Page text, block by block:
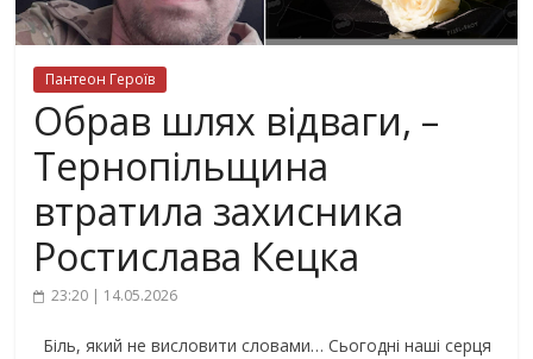
Пантеон Героїв
Обрав шлях відваги, –
Тернопільщина
втратила захисника
Ростислава Кецка
23:20 | 14.05.2026
Біль, який не висловити словами… Сьогодні наші серця